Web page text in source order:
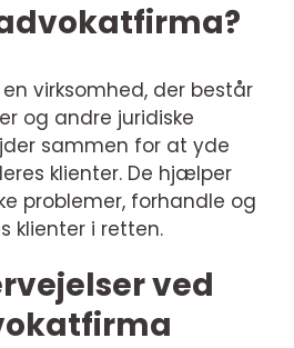
virksomhed, der består
og andre juridiske
sammen for at yde
klienter. De hjælper
problemer, forhandle og
klienter i retten.
ved